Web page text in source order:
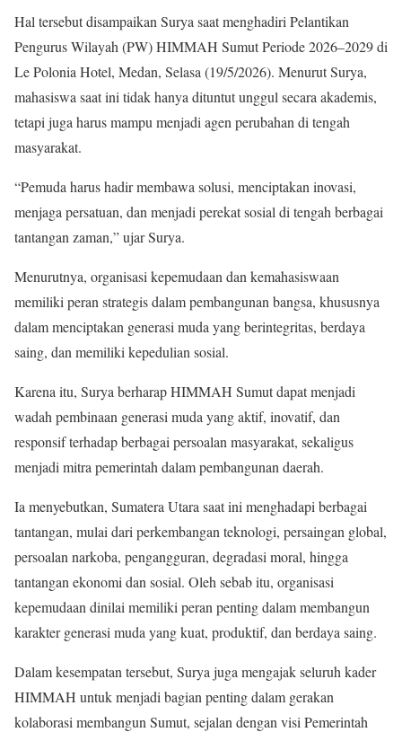
Hal tersebut disampaikan Surya saat menghadiri Pelantikan
Pengurus Wilayah (PW) HIMMAH Sumut Periode 2026–2029 di
Le Polonia Hotel, Medan, Selasa (19/5/2026). Menurut Surya,
mahasiswa saat ini tidak hanya dituntut unggul secara akademis,
tetapi juga harus mampu menjadi agen perubahan di tengah
masyarakat.
“Pemuda harus hadir membawa solusi, menciptakan inovasi,
menjaga persatuan, dan menjadi perekat sosial di tengah berbagai
tantangan zaman,” ujar Surya.
Menurutnya, organisasi kepemudaan dan kemahasiswaan
memiliki peran strategis dalam pembangunan bangsa, khususnya
dalam menciptakan generasi muda yang berintegritas, berdaya
saing, dan memiliki kepedulian sosial.
Karena itu, Surya berharap HIMMAH Sumut dapat menjadi
wadah pembinaan generasi muda yang aktif, inovatif, dan
responsif terhadap berbagai persoalan masyarakat, sekaligus
menjadi mitra pemerintah dalam pembangunan daerah.
Ia menyebutkan, Sumatera Utara saat ini menghadapi berbagai
tantangan, mulai dari perkembangan teknologi, persaingan global,
persoalan narkoba, pengangguran, degradasi moral, hingga
tantangan ekonomi dan sosial. Oleh sebab itu, organisasi
kepemudaan dinilai memiliki peran penting dalam membangun
karakter generasi muda yang kuat, produktif, dan berdaya saing.
Dalam kesempatan tersebut, Surya juga mengajak seluruh kader
HIMMAH untuk menjadi bagian penting dalam gerakan
kolaborasi membangun Sumut, sejalan dengan visi Pemerintah